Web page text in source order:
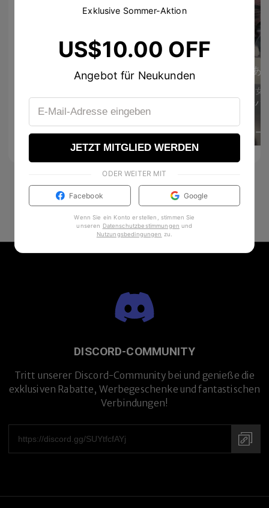
1
ڪـيـتـي فاشـטּ 🐰💗
Nice second pair of glasses 😍😭
jenniebibibp
I love your voice 🫶
Glasses 2
MORE
18
あ
美容女
きゃー
DISCORD-COMMUNITY
Tritt unserer Discord-Community bei und genieße die
exklusiven Rabatte, Werbegeschenke und fantastischen
Verbindungen!
Exklusive Sommer-Aktion
US$10.00 OFF
Angebot für Neukunden
JETZT MITGLIED WERDEN
ODER WEITER MIT
Facebook Google
Wenn Sie ein Konto erstellen, stimmen Sie
unseren Datenschutzbestimmungen und
Nutzungsbedingungen zu.